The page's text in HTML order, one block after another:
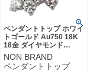
ペンダントトップ ホワイ
トゴールド Au750 18K
18金 ダイヤモンド
1.20ct 3連 フラワーモチ
ーフ ネックレストップ
花 ピンク WG チャーム
NON BRAND
ペンダントトップ